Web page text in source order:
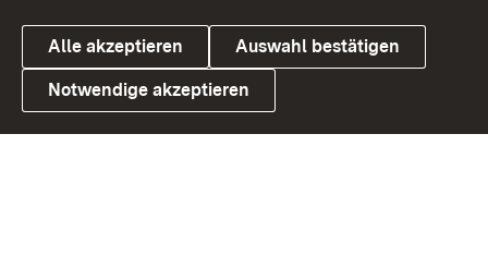
Link zum Landesportal
Alle akzeptieren Auswahl bestätigen
Notwendige akzeptieren